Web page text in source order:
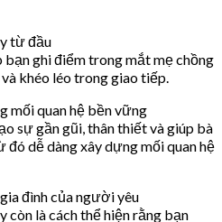
từ đầu
ghi điểm trong mắt mẹ chồng
khéo léo trong giao tiếp.
mối quan hệ bền vững
sự gần gũi, thân thiết và giúp bà
dễ dàng xây dựng mối quan hệ
đình của người yêu
còn là cách thể hiện rằng bạn